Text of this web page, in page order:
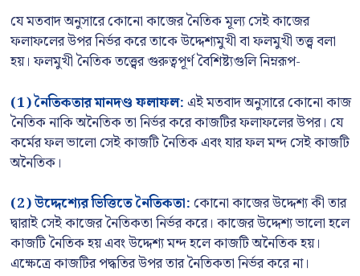
যে মতবাদ অনুসারে কোনো কাজের নৈতিক মূল্য সেই কাজের
ফলাফলের উপর নির্ভর করে তাকে উদ্দেশ্যমুখী বা ফলমুখী তত্ত্ব বলা
হয়। ফলমুখী নৈতিক তত্ত্বের গুরুত্বপূর্ণ বৈশিষ্ট্যগুলি নিম্নরূপ-
(1) নৈতিকতার মানদণ্ড ফলাফল:এই মতবাদ অনুসারে কোনো কাজ
নৈতিক নাকি অনৈতিক তা নির্ভর করে কাজটির ফলাফলের উপর। যে
কর্মের ফল ভালো সেই কাজটি নৈতিক এবং যার ফল মন্দ সেই কাজটি
অনৈতিক।
(2)উদ্দেশ্যের ভিত্তিতে নৈতিকতা:কোনো কাজের উদ্দেশ্য কী তার
দ্বারাই সেই কাজের নৈতিকতা নির্ভর করে। কাজের উদ্দেশ্য ভালো হলে
কাজটি নৈতিক হয় এবং উদ্দেশ্য মন্দ হলে কাজটি অনৈতিক হয়।
এক্ষেত্রে কাজটির পদ্ধতির উপর তার নৈতিকতা নির্ভর করে না।